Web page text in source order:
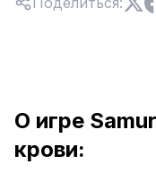
О игре
крови: